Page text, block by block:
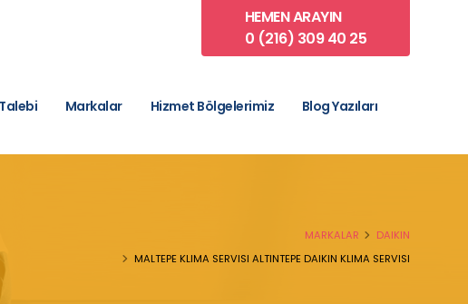
HEMEN ARAYIN
0 (216) 309 40 25
Markalar Hizmet Bölgelerimiz Blog Yazıları
MARKALAR
DAIKIN
MALTEPE KLIMA SERVISI ALTINTEPE DAIKIN KLIMA SERVISI